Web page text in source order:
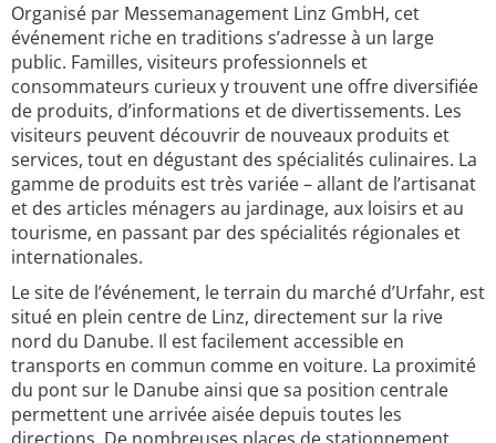
Organisé par Messemanagement Linz GmbH, cet
événement riche en traditions s’adresse à un large
public. Familles, visiteurs professionnels et
consommateurs curieux y trouvent une offre diversifiée
de produits, d’informations et de divertissements. Les
visiteurs peuvent découvrir de nouveaux produits et
services, tout en dégustant des spécialités culinaires. La
gamme de produits est très variée – allant de l’artisanat
et des articles ménagers au jardinage, aux loisirs et au
tourisme, en passant par des spécialités régionales et
internationales.
Le site de l’événement, le terrain du marché d’Urfahr, est
situé en plein centre de Linz, directement sur la rive
nord du Danube. Il est facilement accessible en
transports en commun comme en voiture. La proximité
du pont sur le Danube ainsi que sa position centrale
permettent une arrivée aisée depuis toutes les